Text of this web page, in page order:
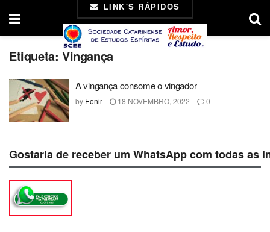
LINK´S RÁPIDOS
Etiqueta: Vingança
A vingança consome o vingador
by Eonir 18 NOVEMBRO, 2022 0
Gostaria de receber um WhatsApp com todas